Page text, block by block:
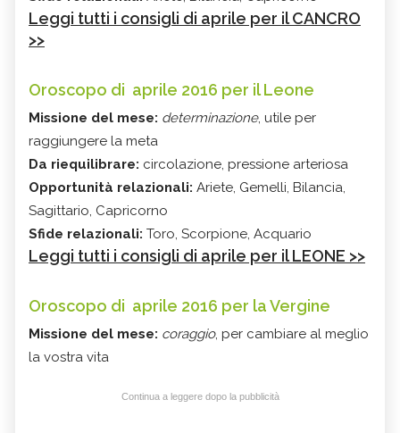
Leggi tutti i consigli di aprile per il CANCRO
>>
Oroscopo di aprile 2016 per il Leone
Missione del mese: determinazione, utile per
raggiungere la meta
Da riequilibrare: circolazione, pressione arteriosa
Opportunità relazionali: Ariete, Gemelli, Bilancia,
Sagittario, Capricorno
Sfide relazionali: Toro, Scorpione, Acquario
Leggi tutti i consigli di aprile per il LEONE >>
Oroscopo di aprile 2016 per la Vergine
Missione del mese: coraggio, per cambiare al meglio
la vostra vita
Continua a leggere dopo la pubblicità